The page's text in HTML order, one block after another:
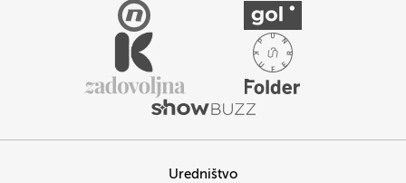
Uredništvo